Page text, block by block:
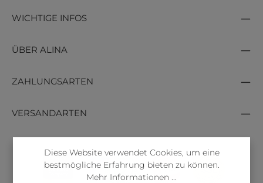
WICHTIGE INFOS
ÜBER ALINA
ZAHLUNGSARTEN
VERSANDARTEN
Diese Website verwendet Cookies, um eine
bestmögliche Erfahrung bieten zu können.
Mehr Informationen ...